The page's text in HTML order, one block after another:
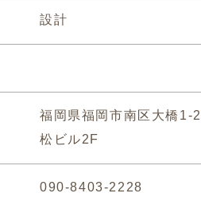
設計
福岡県福岡市南区大橋1-
松ビル2F
090-8403-2228